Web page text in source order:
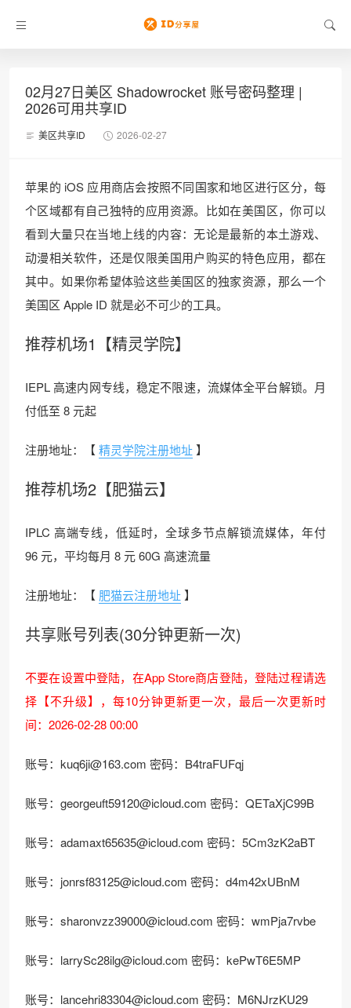
02月27日美区 Shadowrocket 账号密码整理 |
2026可用共享ID
美区共享ID 2026-02-27
苹果的 iOS 应用商店会按照不同国家和地区进行区分，每
个区域都有自己独特的应用资源。比如在美国区，你可以
看到大量只在当地上线的内容：无论是最新的本土游戏、
动漫相关软件，还是仅限美国用户购买的特色应用，都在
其中。如果你希望体验这些美国区的独家资源，那么一个
美国区 Apple ID 就是必不可少的工具。
推荐机场1【精灵学院】
IEPL 高速内网专线，稳定不限速，流媒体全平台解锁。月
付低至 8 元起
注册地址：【精灵学院注册地址】
推荐机场2【肥猫云】
IPLC 高端专线，低延时，全球多节点解锁流媒体，年付
96 元，平均每月 8 元 60G 高速流量
注册地址：【 肥猫云注册地址】
共享账号列表(30分钟更新一次)
不要在设置中登陆，在App Store商店登陆，登陆过程请选
择【不升级】，每10分钟更新更一次，最后一次更新时
间：2026-02-28 00:00
账号： kuq6ji@163.com 密码：B4traFUFqj
账号： georgeuft59120@icloud.com 密码：QETaXjC99B
账号： adamaxt65635@icloud.com 密码：5Cm3zK2aBT
账号： jonrsf83125@icloud.com 密码：d4m42xUBnM
账号： sharonvzz39000@icloud.com 密码：wmPja7rvbe
账号： larrySc28ilg@icloud.com 密码：kePwT6E5MP
账号： lancehri83304@icloud.com 密码：M6NJrzKU29